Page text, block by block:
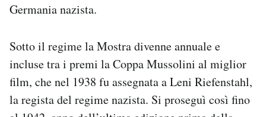
Germania nazista.
Sotto il regime la Mostra divenne annuale e
incluse tra i premi la Coppa Mussolini al miglior
film, che nel 1938 fu assegnata a Leni Riefenstahl,
la regista del regime nazista. Si proseguì così fino